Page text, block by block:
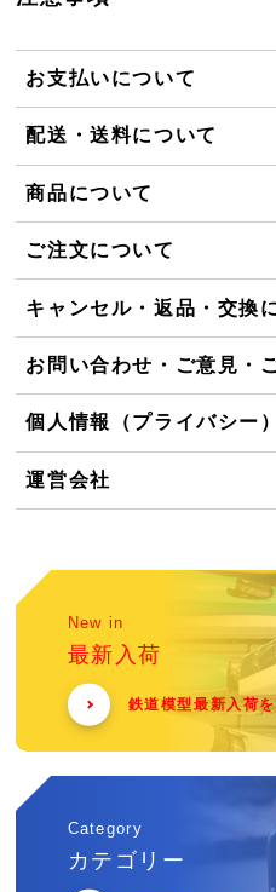
お支払いについて
配送・送料について
商品について
ご注文について
キャンセル・返品・交換
お問い合わせ・ご意見・
個人情報（プライバシー
運営会社
New in
最新入荷
鉄道模型最新入荷
Category
カテゴリー